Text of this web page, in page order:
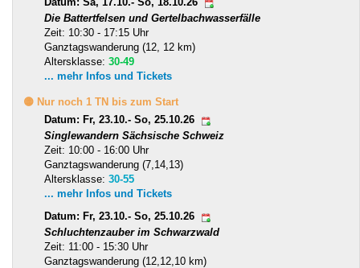
Die Battertfelsen und Gertelbachwasserfälle
Zeit: 10:30 - 17:15 Uhr
Ganztagswanderung (12, 12 km)
Altersklasse: 30-49
... mehr Infos und Tickets
🟡 Nur noch 1 TN bis zum Start
Datum: Fr, 23.10.- So, 25.10.26
Singlewandern Sächsische Schweiz
Zeit: 10:00 - 16:00 Uhr
Ganztagswanderung (7,14,13)
Altersklasse: 30-55
... mehr Infos und Tickets
Datum: Fr, 23.10.- So, 25.10.26
Schluchtenzauber im Schwarzwald
Zeit: 11:00 - 15:30 Uhr
Ganztagswanderung (12,12,10 km)